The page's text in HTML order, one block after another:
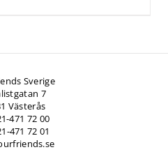
Sverige
7
Västerås
471 72 00
471 72 01